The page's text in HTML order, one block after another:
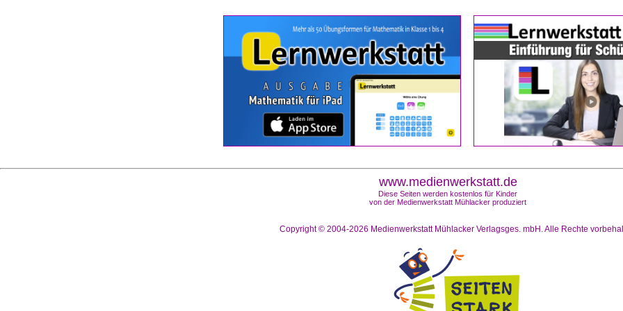
www.medienwerkstatt.de
Diese Seiten werden kostenlos für Kinder
von der Medienwerkstatt Mühlacker produziert
Copyright © 2004-2026 Medienwerkstatt Mühlacker Verlagsges. mbH. Alle Rechte